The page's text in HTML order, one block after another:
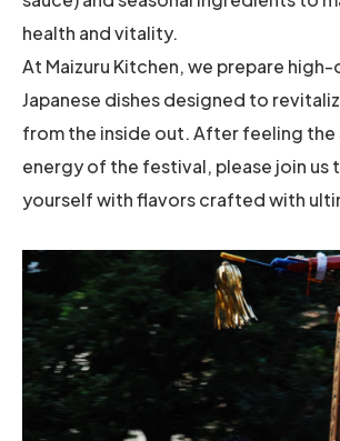
health and vitality.
At Maizuru Kitchen, we prepare
Japanese dishes designed to
from the inside out. After feeling
energy of the festival, please join us
yourself with flavors crafted with